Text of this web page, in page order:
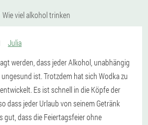
Wie viel alkohol trinken
Julia
werden, dass jeder Alkohol, unabhängig
ist. Trotzdem hat sich Wodka zu
Es ist schnell in die Köpfe der
dass jeder Urlaub von seinem Getränk
gut, dass die Feiertagsfeier ohne